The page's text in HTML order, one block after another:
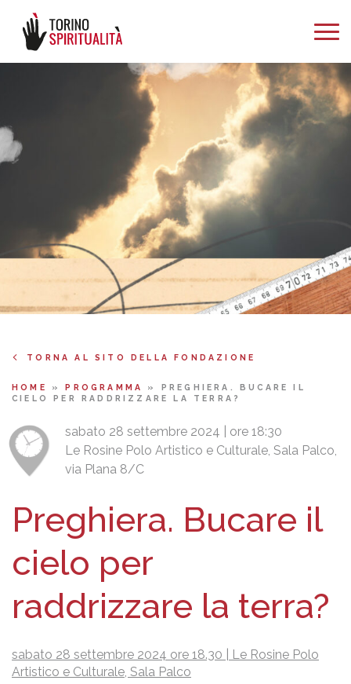
TORNA AL SITO DELLA FONDAZIONE
HOME »PROGRAMMA » PREGHIERA. BUCARE IL
CIELO PER RADDRIZZARE LA TERRA?
sabato 28 settembre 2024 | ore 18:30
Le Rosine Polo Artistico e Culturale, Sala Palco,
via Plana 8/C
Preghiera. Bucare il
cielo per
raddrizzare la terra?
sabato 28 settembre 2024 ore 18.30 |
Le Rosine Polo
Artistico e Culturale, Sala Palco